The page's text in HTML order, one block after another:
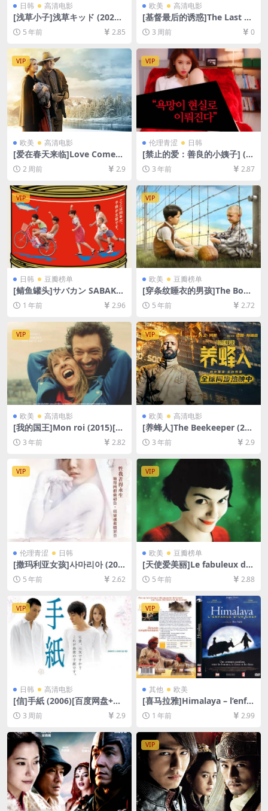
日韩 高清电影
[浅草小子]浅草キッド (2021)
[百度网盘+迅雷云盘资源1080
P超清未删减][MP4/8.0GB][日
语中字]
5 年前 2.85
欧美 高清电影
[基督最后的诱惑]The Last Te
mptation of Christ (1988)
[百度网盘+夸克网盘1080P超
清未删减资源][网盘在线播放/
下载][MP4/11GB][中英字幕]
3 周前 0
VIP
欧美 高清电影
[爱在春天来临]Love Comes
Softly (2003)[百度网盘+夸克
网盘1080P超清未删减资源]
8GB][中英字幕]
2 周前 2.9
VIP
伦理青涩 日韩
[禁止的爱：善良的小姨子] (2
015)[百度网盘+夸克网盘720P
高清未删减资源][网盘在线播
中字]【手机/平板无法在线播
放，请使用电脑下载防和谐压
缩包（含解压密码）】
3 年前 2.87
VIP
日韩 豆瓣榜单
[鲭鱼罐头]サバカン SABAKA
N (2022)[百度网盘+夸克网盘
1080P超清未删减资源][网盘
在线播放/下载][MP4/4.8GB]
[中文字幕]
1 年前 2.96
VIP
欧美 豆瓣榜单
[穿条纹睡衣的男孩]The Boy i
n the Striped Pajamas (200
8)[百度网盘+迅雷云盘资源10
80P超清未删减][MP4/6.0GB]
[中英字幕]
5 年前 2.72
VIP
欧美 高清电影
[我的国王]Mon roi (2015)[百
度网盘+夸克网盘1080P超清
未删减资源][网盘在线播放/下
载][MP4/8GB][中文字幕]
3 年前 2.82
VIP
欧美 高清电影
[养蜂人]The Beekeeper (202
4)[百度网盘+夸克网盘1080P
超清未删减资源][网盘在线播
放/下载][MP4/6.8GB][中英字
幕]
3 年前 2.9
VIP
伦理青涩 日韩
[撒玛利亚女孩]사마리아 (200
4)[百度云+迅雷云盘资源未删
减DVD高清][MP4/5.7GB][韩
5 年前 2.62
VIP
欧美 豆瓣榜单
[天使爱美丽]Le fabuleux des
tin d’Amélie Poulain (2001)
[百度网盘+迅雷云盘资源1080
法字幕]
5 年前 2.88
VIP
日韩 高清电影
[信]手紙 (2006)[百度网盘+夸
克网盘1080P超清未删减资源]
[网盘在线播放/下载][MP4/8.
2GB][中文字幕]
3 周前 2.9
VIP
其他 欧美
[喜马拉雅]Himalaya – l’enfa
nce d’un chef (1999)[百度网
盘+夸克网盘1080P超清未删
减资源][网盘在线播放/下载]
[MP4/7GB][中文字幕]
1 年前 2.99
VIP